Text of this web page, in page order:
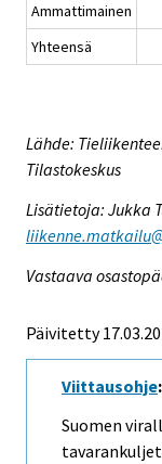
Ammattimainen
Yhteensä
Lähde:
Tilastokeskus
Lisätietoja: Jukka
Vastaava
Päivitetty
Viittausohje:
Suomen